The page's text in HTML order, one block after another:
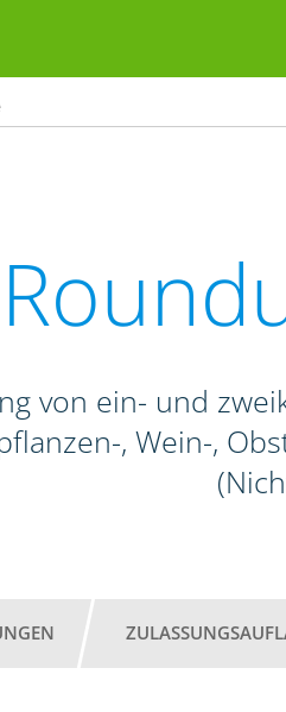
von ein- und
, Wein-,